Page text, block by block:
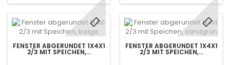
FENSTER ABGERUNDET 1X4X1
2/3 MIT SPEICHEN,...
FENSTER ABGERUNDET 1X4X1
2/3 MIT SPEICHEN,...